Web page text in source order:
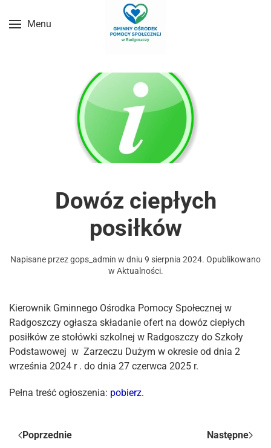
Przejdź do treści głównej
Menu
Dowóz ciepłych
posiłków
Napisane przezgops_admin w dniu 9 sierpnia 2024. Opublikowano
w Aktualności.
Kierownik Gminnego Ośrodka Pomocy Społecznej w
Radgoszczy ogłasza składanie ofert na dowóz ciepłych
posiłków ze stołówki szkolnej w Radgoszczy do Szkoły
Podstawowej w Zarzeczu Dużym w okresie od dnia 2
września 2024 r . do dnia 27 czerwca 2025 r.
Pełna treść ogłoszenia: pobierz.
Poprzednie Następne